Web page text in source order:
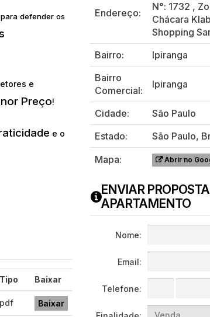
para defender os
e
Preço!
e o
Tipo Baixar
pdf Baixar
Endereço:
N°: 1732 ,
Chácara
Shopping
Bairro:
Ipiranga
Bairro
Comercial:
Ipiranga
Cidade:
São Paulo
Estado:
São Paulo,
Mapa:
Abrir no
ENVIAR
APARTAMENTO
Nome:
Email:
Telefone: